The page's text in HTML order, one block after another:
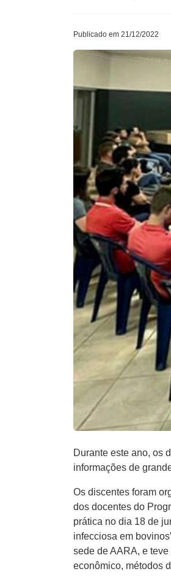
Publicado em 21/12/2022
Durante este ano, os
informações de
Os discentes foram
dos docentes do
prática no dia 18 de
infecciosa em
sede de AARA, e
econômico, métodos